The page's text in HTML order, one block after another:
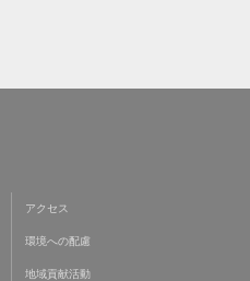
アクセス
環境への配慮
地域貢献活動